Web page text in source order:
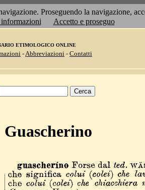
Proseguendo la navigazione,
Accetto e proseguo
ETIMOLOGICO ONLINE
-Abbreviazioni - Contatti
Guascherino